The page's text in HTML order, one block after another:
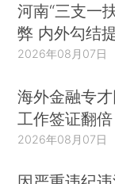
河南“三支一
弊 内外勾结
2026年08月07日
海外金融专
工作签证翻倍
2026年08月07日